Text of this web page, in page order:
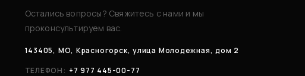
Остались вопросы? Свяжитесь с нами и мы
проконсультируем вас.
143405, МО, Красногорск, улица Молодежная, дом 2
ТЕЛЕФОН: +7 977 445-00-77